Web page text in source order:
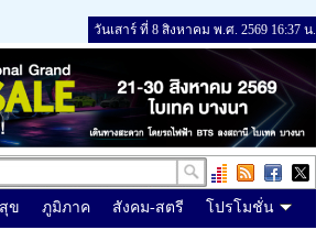
วันเสาร์ ที่ 8 สิงหาคม พ.ศ. 2569 16:37 น.
ข ภูมิภาค สังคม-สตรี โปรโมชั่น